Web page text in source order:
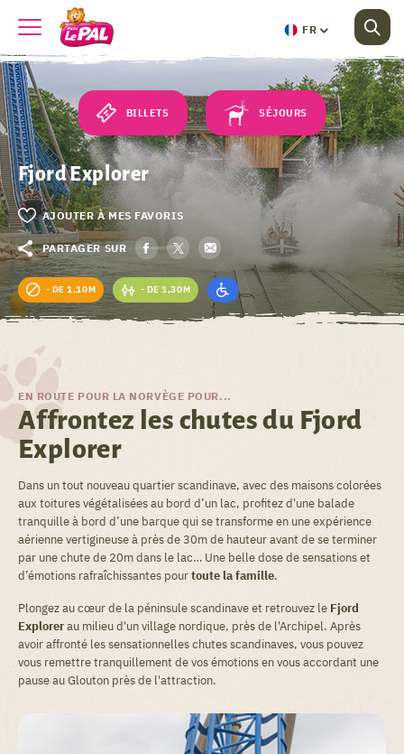
FR
BILLETS SÉJOURS
Fjord Explorer
AJOUTER À MES FAVORIS
PARTAGER SUR
- DE 1,10M - DE 1,30M
EN ROUTE POUR LA NORVÈGE POUR...
Affrontez les chutes du Fjord
Explorer
Dans un tout nouveau quartier scandinave, avec des maisons colorées
aux toitures végétalisées au bord d’un lac, profitez d'une balade
tranquille à bord d’une barque qui se transforme en une expérience
aérienne vertigineuse à près de 30m de hauteur avant de se terminer
par une chute de 20m dans le lac… Une belle dose de sensations et
d’émotions rafraîchissantes pourtoute la famille.
Plongez au cœur de la péninsule scandinave et retrouvez le Fjord
Explorerau milieu d'un village nordique, près de l'Archipel. Après
avoir affronté les sensationnelles chutes scandinaves, vous pouvez
vous remettre tranquillement de vos émotions en vous accordant une
pause au Glouton près de l'attraction.